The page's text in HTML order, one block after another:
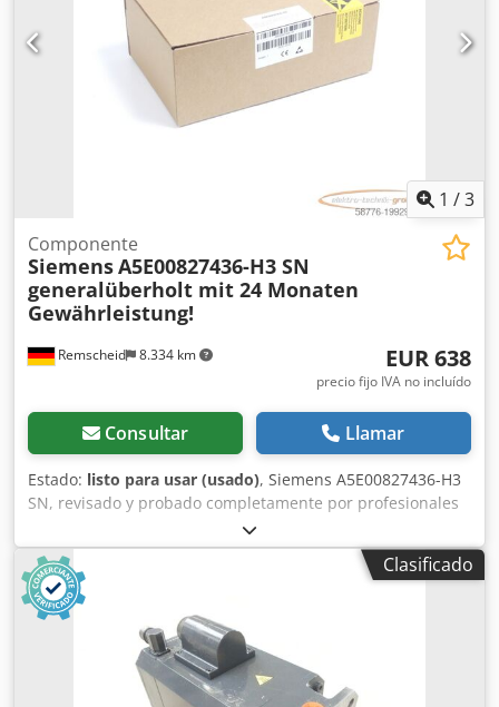
1 /3
Remscheid 8.334 km
Componente
SiemensA5E00827436-H3 SN
generalüberholt mit 24 Monaten
Gewährleistung!
EUR 638
precio fijo IVA no incluído
Consultar Llamar
Estado: listo para usar (usado), Siemens A5E00827436-H3
SN, revisado y probado completamente por profesionales
con 24 meses de garantía, 100% funcional, alcance de
suministro según fotos, Los descuentos de venta
acordados no se aplican a este artículo. ¡Pregunte por el
precio por separado! Codpfxsxahk Uj Angsrf
Clasificado